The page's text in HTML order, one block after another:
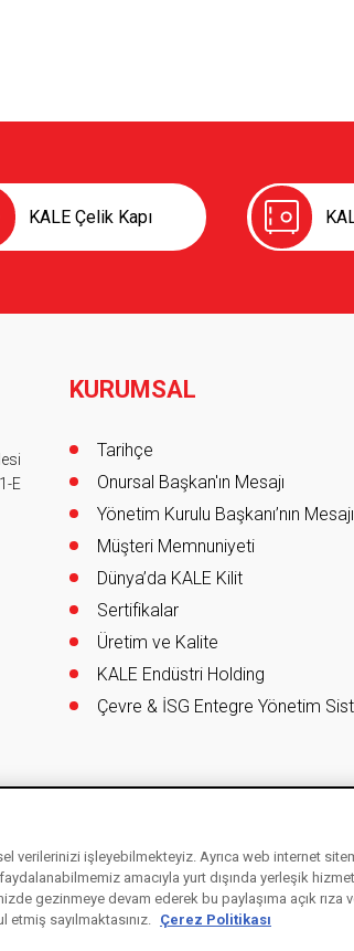
KALE Çelik Kapı
E
Footer
KURUMSAL
Tarihçe
Onursal Başkan'ın Mesajı
Yönetim Kurulu Başkanı’nın Mesajı
Müşteri Memnuniyeti
Dünya’da KALE Kilit
Sertifikalar
Üretim ve Kalite
KALE Endüstri Holding
Çevre & İSG Entegre Yönetim
© 2021 Kişisel
verilerinizi işleyebilmekteyiz. Ayrıca web internet
amacıyla yurt dışında yerleşik hizmet
gezinmeye devam ederek bu paylaşıma açık rıza
etmiş sayılmaktasınız. Çerez Politikası